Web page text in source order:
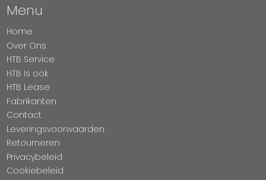
Menu
Home
Over Ons
HTB Service
HTB Is ook
HTB Lease
Fabrikanten
Contact
Leveringsvoorwaarden
Retourneren
Privacybeleid
Cookiebeleid